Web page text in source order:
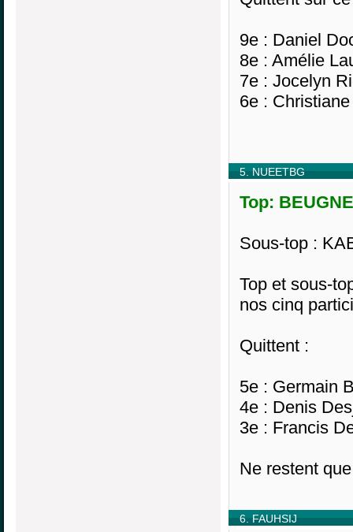
9e : Daniel
8e : Amélie
7e : Jocelyn
6e :
5. NUEETBG
Top:
Sous-top :
Top et sous-
nos cinq
Quittent :
5e : Germain
4e : Denis
3e : Francis
Ne restent
6. FAUHSIJ